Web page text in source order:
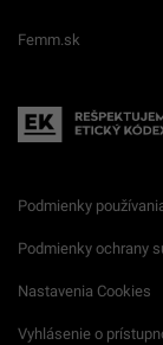
Femm.sk
Podmienky
Podmienky ochrany
Nastavenia Cookies
Vyhlásenie o